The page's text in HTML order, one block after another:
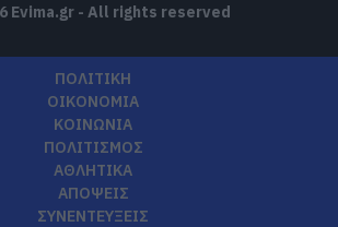
Evima.gr - All rights reserved
ΠΟΛΙΤΙΚΗ
ΟΙΚΟΝΟΜΙΑ
ΚΟΙΝΩΝΙΑ
ΠΟΛΙΤΙΣΜΟΣ
ΑΘΛΗΤΙΚΑ
ΑΠΟΨΕΙΣ
ΣΥΝΕΝΤΕΥΞΕΙΣ